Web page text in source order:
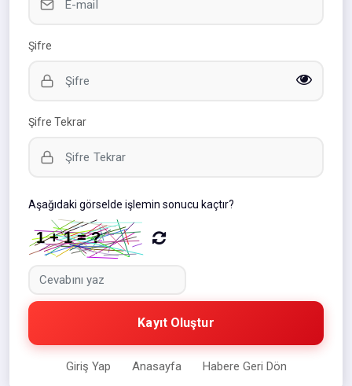
Şifre
Şifre Tekrar
Aşağıdaki görselde işlemin sonucu kaçtır?
Kayıt Oluştur
Giriş Yap Anasayfa Habere Geri Dön